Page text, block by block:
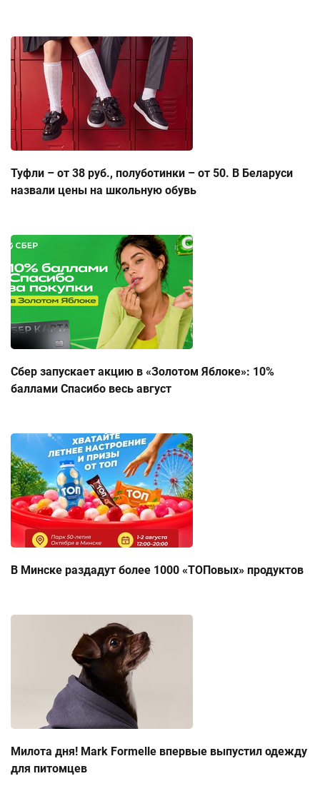
Туфли – от 38 руб., полуботинки – от 50. В Беларуси
назвали цены на школьную обувь
Сбер запускает акцию в «Золотом Яблоке»: 10%
баллами Спасибо весь август
В Минске раздадут более 1000 «ТОПовых» продуктов
Милота дня! Mark Formelle впервые выпустил одежду
для питомцев